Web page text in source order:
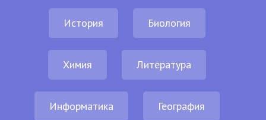
История Биология
Химия Литература
Информатика География